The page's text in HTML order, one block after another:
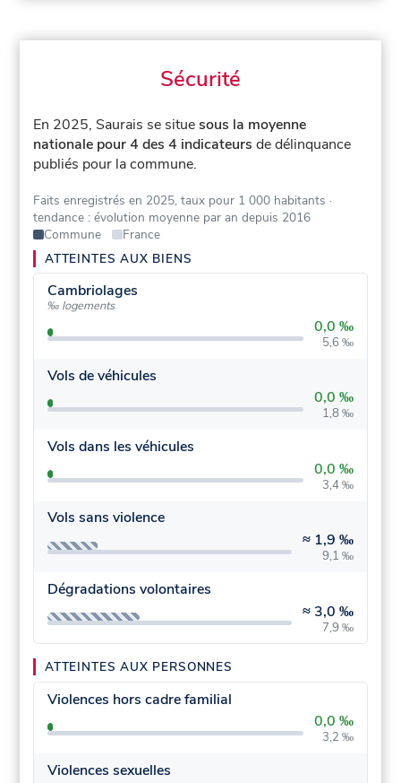
Sécurité
En 2025, Saurais se situesous la moyenne
nationale pour 4 des 4 indicateurs de délinquance
publiés pour la commune.
Faits enregistrés en 2025, taux pour 1 000 habitants ·
tendance : évolution moyenne par an depuis 2016
Commune
France
ATTEINTES AUX BIENS
Cambriolages
‰ logements
0,0 ‰
5,6 ‰
Vols de véhicules
0,0 ‰
1,8 ‰
Vols dans les véhicules
0,0 ‰
3,4 ‰
Vols sans violence
≈ 1,9 ‰
9,1 ‰
Dégradations volontaires
≈ 3,0 ‰
7,9 ‰
ATTEINTES AUX PERSONNES
Violences hors cadre familial
0,0 ‰
3,2 ‰
Violences sexuelles